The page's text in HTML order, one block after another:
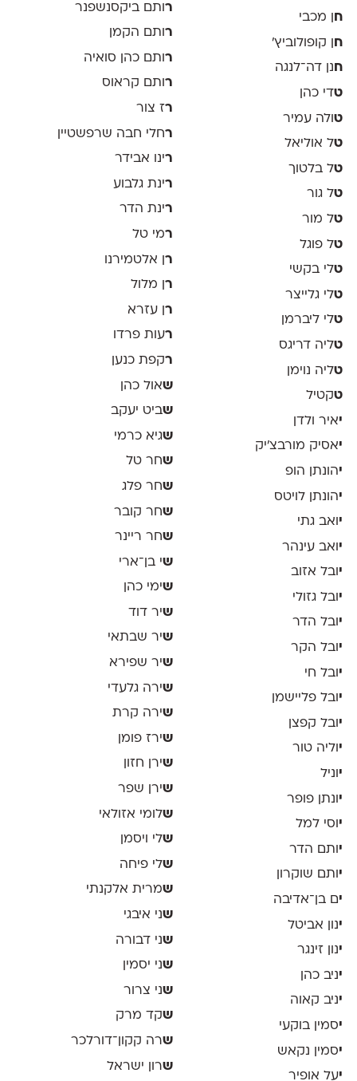
ח ן מכבי
ח
ן קופולוביץ'
חנן דה־לנגה
טדי כהן
טולה עמיר
טל אוליאל
טל בלטוך
טל גור
טל מור
טל פוגל
טלי בקשי
טלי גלייצר
טלי ליברמן
טליה דריגס
טליה נוימן
טקטיל
יאיר ולדן
יאסיק מורבצ'יק
יהונתן הופ
יהונתן לויטס
י ואב גתי
י ואב עינהר
יובל אזוב
י ובל גזולי
יובל הדר
י ובל הקר
י ובל חי
יובל פליישמן
י ובל קפצן
יוליה טור
י וניל
י ונתן פופר
יוסי למל
י ותם הדר
יותם שוקרון
ים בן־אדיבה
ינון אביטל
ינון זינגר
יניב כהן
יניב קאוה
יסמין בוקעי
יסמין נקאש
יעל אופיר
ר ותם ביקסנשפנר
רותם הקמן
ר ותם כהן סואיה
רותם קראוס
רז צור
רחלי חבה שרפשטיין
רינו אבידר
רינת גלבוע
רינת הדר
רמי טל
רן אלטמירנו
ר ן מלול
ר ן עזרא
רעות פרדו
רקפת כנען
שאול כהן
שביט יעקב
שגיא כרמי
שחר טל
שחר פלג
שחר קובר
שחר ריינר
שי בן־ארי
שימי כהן
שיר דוד
שיר שבתאי
שיר שפירא
שירה גלעדי
שירה קרת
שירז פומן
שירן חזון
שירן שפר
שלומי אזולאי
שלי ויסמן
שלי פיחה
שמרית אלקנתי
שני איבגי
שני דבורה
שני יסמין
שני צרור
שקד מרק
שרה קקון־דורלכר
שרון ישראל